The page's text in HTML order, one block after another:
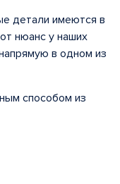
детали имеются в
нюанс у наших
в одном из
способом из